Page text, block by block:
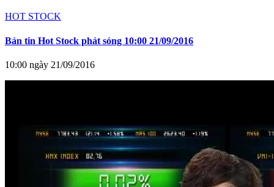
HOT STOCK
Bản tin Hot Stock phát sóng 10:00 21/09/2016
10:00 ngày 21/09/2016